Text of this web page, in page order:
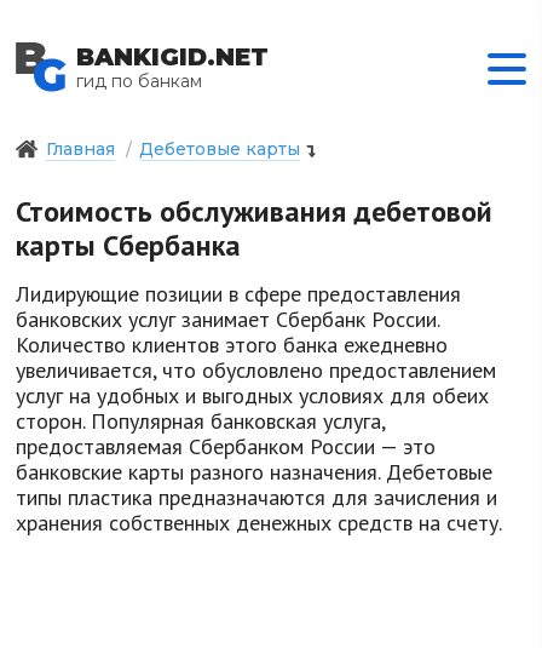
BANKIGID.NET
гид по банкам
Главная Дебетовые карты
Стоимость обслуживания дебетовой
карты Сбербанка
Лидирующие позиции в сфере предоставления
банковских услуг занимает Сбербанк России.
Количество клиентов этого банка ежедневно
увеличивается, что обусловлено предоставлением
услуг на удобных и выгодных условиях для обеих
сторон. Популярная банковская услуга,
предоставляемая Сбербанком России — это
банковские карты разного назначения. Дебетовые
типы пластика предназначаются для зачисления и
хранения собственных денежных средств на счету.